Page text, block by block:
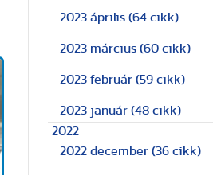
2023 április (64 cikk)
2023 március (60 cikk)
2023 február (59 cikk)
2023 január (48 cikk)
2022
2022 december (36 cikk)